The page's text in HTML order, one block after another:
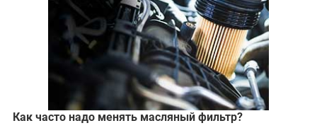
Как часто надо менять масляный фильтр?